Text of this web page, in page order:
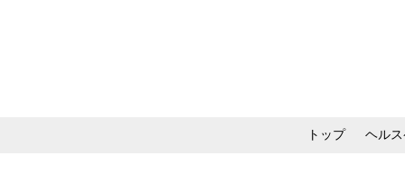
トップ ヘル